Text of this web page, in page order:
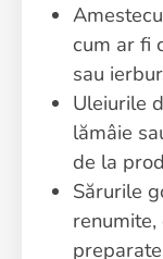
cum ar fi
sau
Uleiurile
lămâie
de la
Sărurile